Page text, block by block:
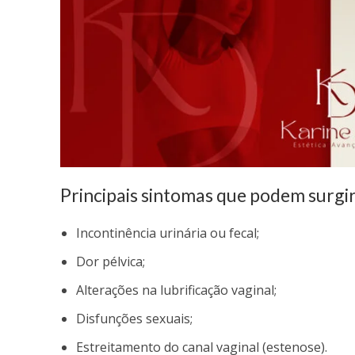
Principais sintomas que podem
Incontinência urinária ou fecal;
Dor pélvica;
Alterações na lubrificação vaginal;
Disfunções sexuais;
Estreitamento do canal vaginal (estenose).